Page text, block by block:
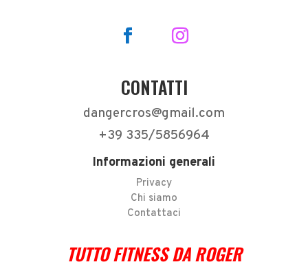
CONTATTI
dangercros@gmail.com
+39 335/5856964
Informazioni generali
Privacy
Chi siamo
Contattaci
TUTTO FITNESS DA ROGER